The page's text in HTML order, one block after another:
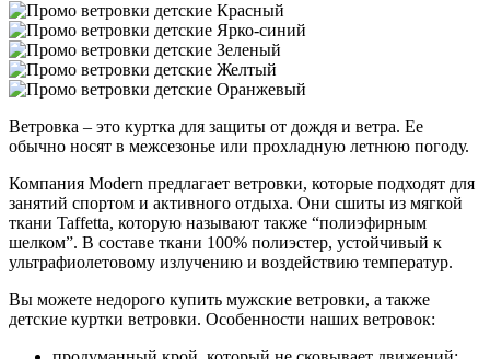
Ветровка – это куртка для защиты от дождя и ветра. Ее
обычно носят в межсезонье или прохладную летнюю погоду.
Компания Modern предлагает ветровки, которые подходят для
занятий спортом и активного отдыха. Они сшиты из мягкой
ткани Taffetta, которую называют также “полиэфирным
шелком”. В составе ткани 100% полиэстер, устойчивый к
ультрафиолетовому излучению и воздействию температур.
Вы можете недорого купить мужские ветровки, а также
детские куртки ветровки. Особенности наших ветровок: